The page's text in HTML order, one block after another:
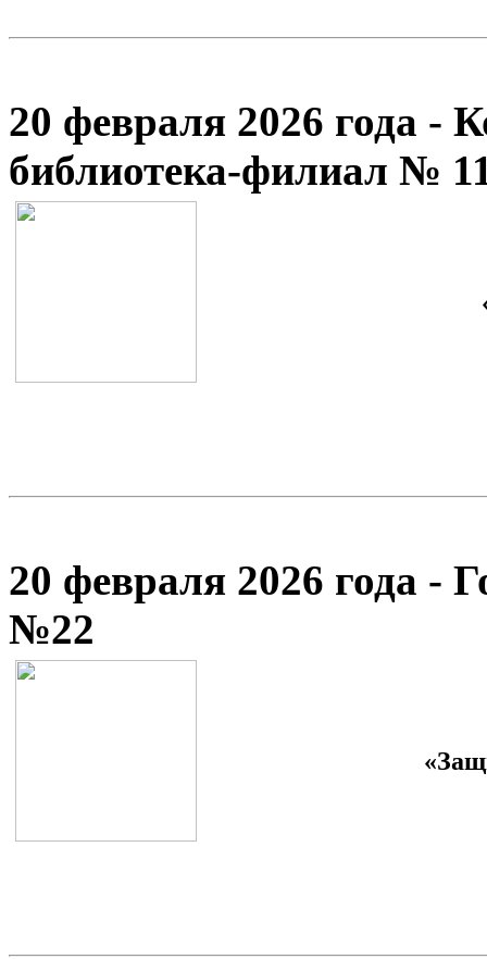
20 февраля 2026 года -
библиотека-филиал №
20 февраля 2026 года -
№22